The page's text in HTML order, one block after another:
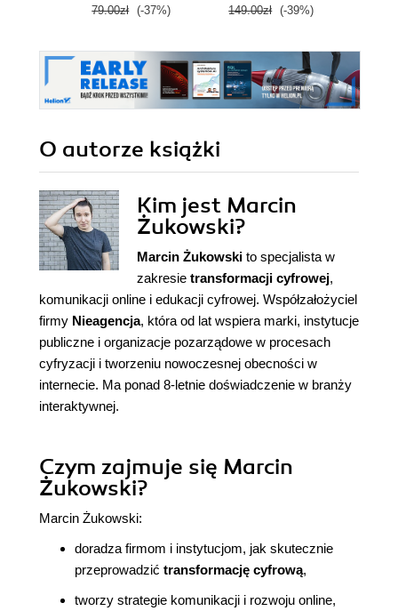
79.00zł (-37%) 149.00zł (-39%)
O autorze książki
Kim jest Marcin
Żukowski?
Marcin Żukowski to specjalista w
zakresie transformacji cyfrowej,
komunikacji online i edukacji cyfrowej. Współzałożyciel
firmy Nieagencja, która od lat wspiera marki, instytucje
publiczne i organizacje pozarządowe w procesach
cyfryzacji i tworzeniu nowoczesnej obecności w
internecie. Ma ponad 8-letnie doświadczenie w branży
interaktywnej.
Czym zajmuje się Marcin
Żukowski?
Marcin Żukowski:
doradza firmom i instytucjom, jak skutecznie
przeprowadzić transformację cyfrową,
tworzy strategie komunikacji i rozwoju online,